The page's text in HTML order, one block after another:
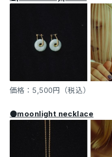
価格：5,500円（税込）
●moonlight necklace